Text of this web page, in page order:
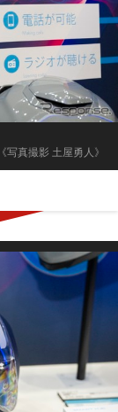
《写真撮影 土屋勇人》